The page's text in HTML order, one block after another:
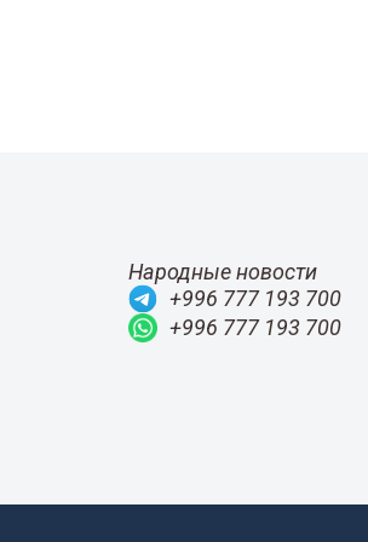
Народные новости
+996 777 193 700
+996 777 193 700